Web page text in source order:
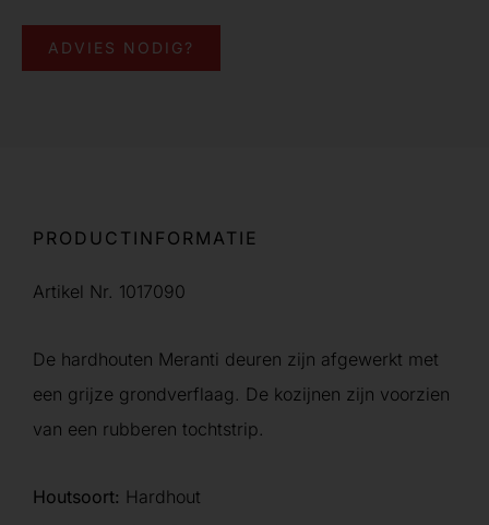
ADVIES NODIG?
PRODUCTINFORMATIE
Artikel Nr. 1017090
De hardhouten Meranti deuren zijn afgewerkt met
een grijze grondverflaag. De kozijnen zijn voorzien
van een rubberen tochtstrip.
Houtsoort: Hardhout